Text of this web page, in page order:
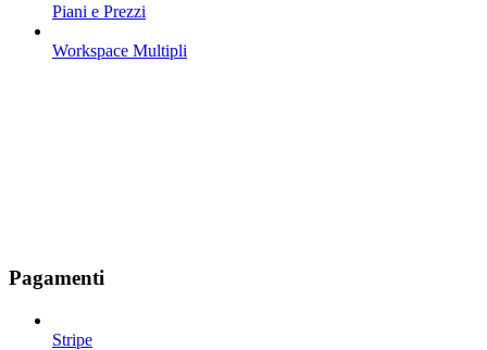
Piani e Prezzi
Workspace Multipli
Pagamenti
Stripe